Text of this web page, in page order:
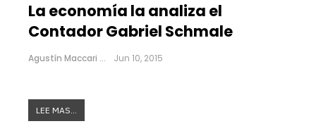
La economía la analiza el
Contador Gabriel Schmale
Agustín Maccari Jun 10, 2015
LEE MAS...